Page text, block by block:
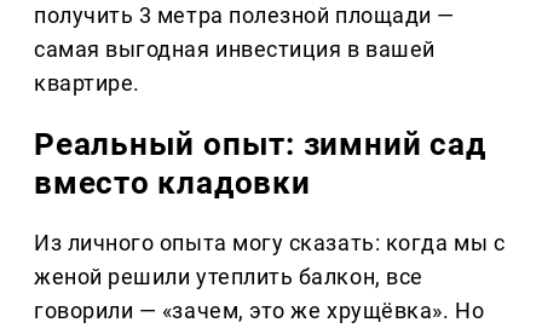
получить 3 метра полезной площади —
самая выгодная инвестиция в вашей
квартире.
Реальный опыт: зимний сад
вместо кладовки
Из личного опыта могу сказать: когда мы с
женой решили утеплить балкон, все
говорили — «зачем, это же хрущёвка». Но